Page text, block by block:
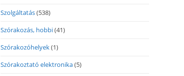
Szolgáltatás(538)
Szórakozás, hobbi(41)
Szórakozóhelyek(1)
Szórakoztató elektronika(5)